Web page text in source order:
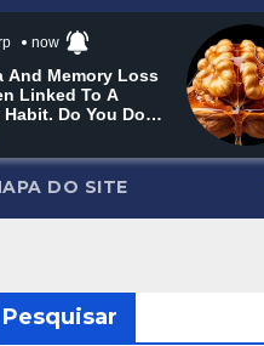
DO SITE
Pesquisar